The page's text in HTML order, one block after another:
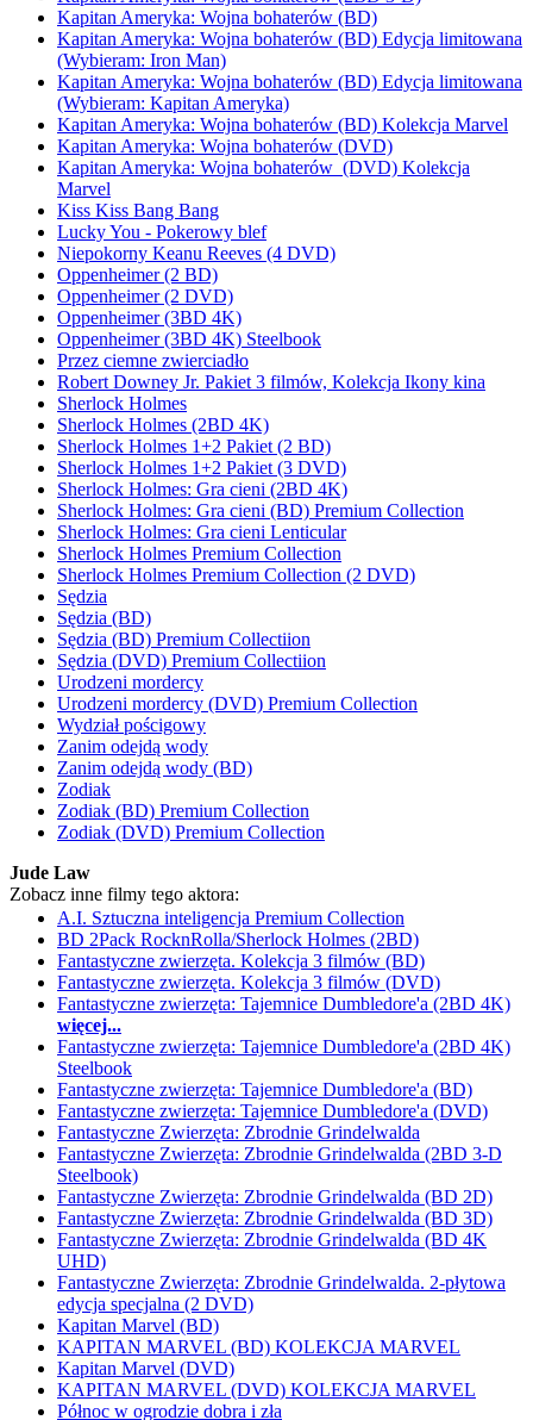
Kapitan Ameryka: Wojna bohaterów (BD)
Kapitan Ameryka: Wojna bohaterów (BD) Edycja limitowana
(Wybieram: Iron Man)
Kapitan Ameryka: Wojna bohaterów (BD) Edycja limitowana
(Wybieram: Kapitan Ameryka)
Kapitan Ameryka: Wojna bohaterów (BD) Kolekcja Marvel
Kapitan Ameryka: Wojna bohaterów (DVD)
Kapitan Ameryka: Wojna bohaterów (DVD) Kolekcja
Marvel
Kiss Kiss Bang Bang
Lucky You - Pokerowy blef
Niepokorny Keanu Reeves (4 DVD)
Oppenheimer (2 BD)
Oppenheimer (2 DVD)
Oppenheimer (3BD 4K)
Oppenheimer (3BD 4K) Steelbook
Przez ciemne zwierciadło
Robert Downey Jr. Pakiet 3 filmów, Kolekcja Ikony kina
Sherlock Holmes
Sherlock Holmes (2BD 4K)
Sherlock Holmes 1+2 Pakiet (2 BD)
Sherlock Holmes 1+2 Pakiet (3 DVD)
Sherlock Holmes: Gra cieni (2BD 4K)
Sherlock Holmes: Gra cieni (BD) Premium Collection
Sherlock Holmes: Gra cieni Lenticular
Sherlock Holmes Premium Collection
Sherlock Holmes Premium Collection (2 DVD)
Sędzia
Sędzia (BD)
Sędzia (BD) Premium Collectiion
Sędzia (DVD) Premium Collectiion
Urodzeni mordercy
Urodzeni mordercy (DVD) Premium Collection
Wydział pościgowy
Zanim odejdą wody
Zanim odejdą wody (BD)
Zodiak
Zodiak (BD) Premium Collection
Zodiak (DVD) Premium Collection
Jude Law
Zobacz inne filmy tego aktora:
A.I. Sztuczna inteligencja Premium Collection
BD 2Pack RocknRolla/Sherlock Holmes (2BD)
Fantastyczne zwierzęta. Kolekcja 3 filmów (BD)
Fantastyczne zwierzęta. Kolekcja 3 filmów (DVD)
Fantastyczne zwierzęta: Tajemnice Dumbledore'a (2BD 4K)
więcej...
Fantastyczne zwierzęta: Tajemnice Dumbledore'a (2BD 4K)
Steelbook
Fantastyczne zwierzęta: Tajemnice Dumbledore'a (BD)
Fantastyczne zwierzęta: Tajemnice Dumbledore'a (DVD)
Fantastyczne Zwierzęta: Zbrodnie Grindelwalda
Fantastyczne Zwierzęta: Zbrodnie Grindelwalda (2BD 3-D
Steelbook)
Fantastyczne Zwierzęta: Zbrodnie Grindelwalda (BD 2D)
Fantastyczne Zwierzęta: Zbrodnie Grindelwalda (BD 3D)
Fantastyczne Zwierzęta: Zbrodnie Grindelwalda (BD 4K
UHD)
Fantastyczne Zwierzęta: Zbrodnie Grindelwalda. 2-płytowa
edycja specjalna (2 DVD)
Kapitan Marvel (BD)
KAPITAN MARVEL (BD) KOLEKCJA MARVEL
Kapitan Marvel (DVD)
KAPITAN MARVEL (DVD) KOLEKCJA MARVEL
Północ w ogrodzie dobra i zła